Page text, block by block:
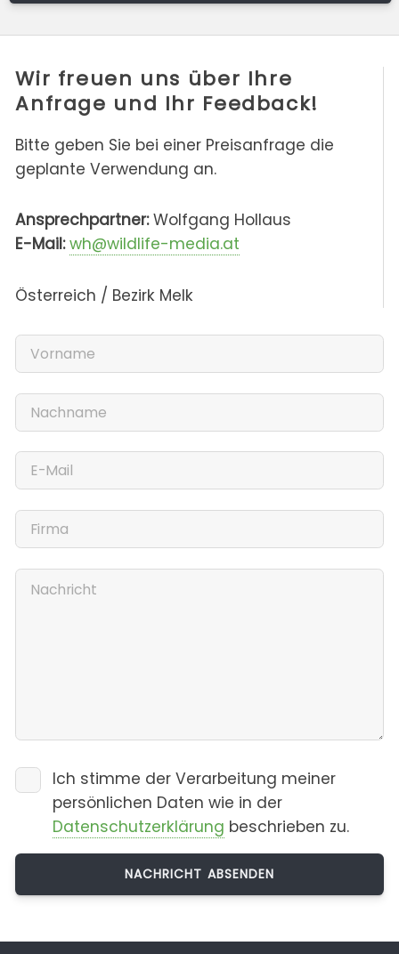
Wir freuen uns über Ihre
Anfrage und Ihr Feedback!
Bitte geben Sie bei einer Preisanfrage die
geplante Verwendung an.
Ansprechpartner:Wolfgang Hollaus
E-Mail: wh@wildlife-media.at
Österreich / Bezirk Melk
Ich stimme der Verarbeitung meiner
persönlichen Daten wie in der
Datenschutzerklärung beschrieben zu.